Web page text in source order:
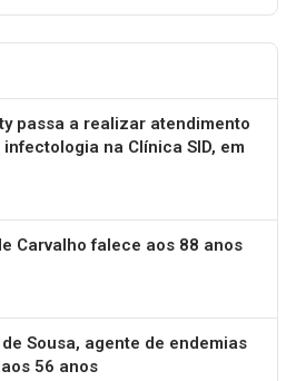
passa a realizar atendimento
na Clínica SID, em
Carvalho falece aos 88 anos
Sousa, agente de endemias
56 anos